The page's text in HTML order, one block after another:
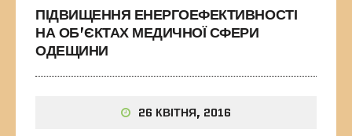
ПІДВИЩЕННЯ ЕНЕРГОЕФЕКТИВНОСТІ
НА ОБ’ЄКТАХ МЕДИЧНОЇ СФЕРИ
ОДЕЩИНИ
26 КВІТНЯ, 2016